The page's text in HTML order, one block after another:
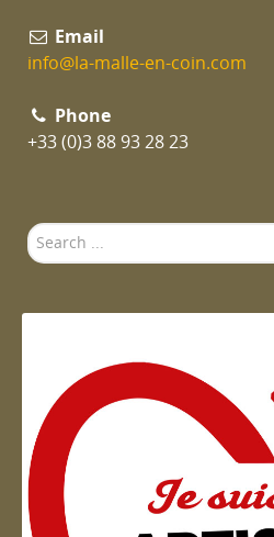
Email
info@la-malle-en-coin.com
Phone
+33 (0)3 88 93 28 23
Search
...